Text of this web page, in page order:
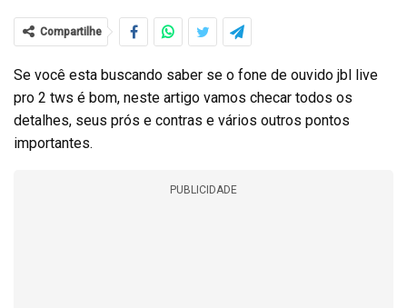
Compartilhe
Se você esta buscando saber se o fone de ouvido jbl live
pro 2 tws é bom, neste artigo vamos checar todos os
detalhes, seus prós e contras e vários outros pontos
importantes.
PUBLICIDADE